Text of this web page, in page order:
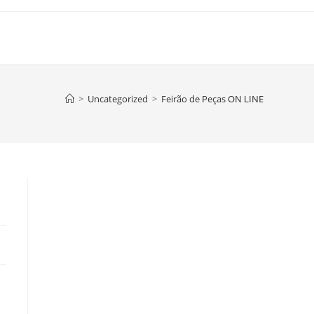
> Uncategorized > Feirão de Peças ON LINE